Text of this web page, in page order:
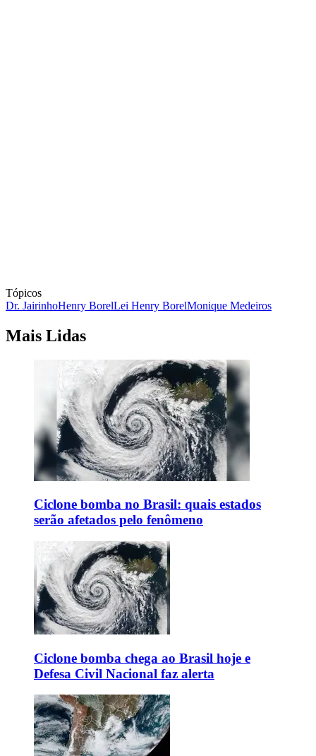
Tópicos
Dr. JairinhoHenry BorelLei Henry BorelMonique Medeiros
Mais Lidas
Ciclone bomba no Brasil: quais estados
serão afetados pelo fenômeno
Ciclone bomba chega ao Brasil hoje e
Defesa Civil Nacional faz alerta